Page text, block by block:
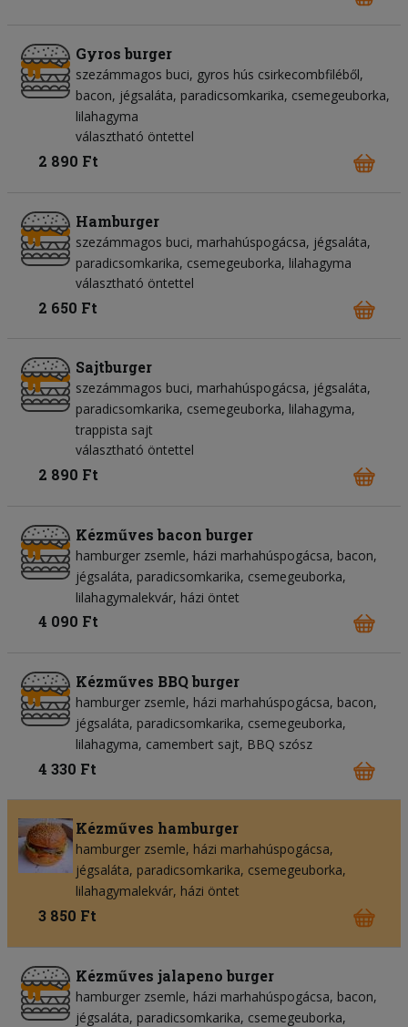
Gyros burger
szezámmagos buci gyros hús csirkecombfiléből
bacon jégsaláta paradicsomkarika csemegeuborka
lilahagyma
választható öntettel
2 890 Ft
Hamburger
szezámmagos buci marhahúspogácsa jégsaláta
paradicsomkarika csemegeuborka lilahagyma
választható öntettel
2 650 Ft
Sajtburger
szezámmagos buci marhahúspogácsa jégsaláta
paradicsomkarika csemegeuborka lilahagyma
trappista sajt
választható öntettel
2 890 Ft
Kézműves bacon burger
hamburger zsemle házi marhahúspogácsa bacon
jégsaláta paradicsomkarika csemegeuborka
lilahagymalekvár házi öntet
4 090 Ft
Kézműves BBQ burger
hamburger zsemle házi marhahúspogácsa bacon
jégsaláta paradicsomkarika csemegeuborka
lilahagyma camembert sajt BBQ szósz
4 330 Ft
Kézműves hamburger
hamburger zsemle házi marhahúspogácsa
jégsaláta paradicsomkarika csemegeuborka
lilahagymalekvár házi öntet
3 850 Ft
Kézműves jalapeno burger
hamburger zsemle házi marhahúspogácsa bacon
jégsaláta paradicsomkarika csemegeuborka